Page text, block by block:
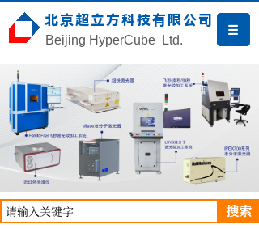
北京超立方科技有限公司
Beijing HyperCube Ltd.
搜索